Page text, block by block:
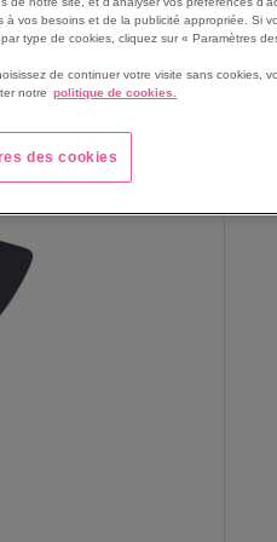
à vos besoins et de la publicité appropriée. Si
type de cookies, cliquez sur « Paramètres
de continuer votre visite sans cookies,
notre politique de cookies.
des cookies